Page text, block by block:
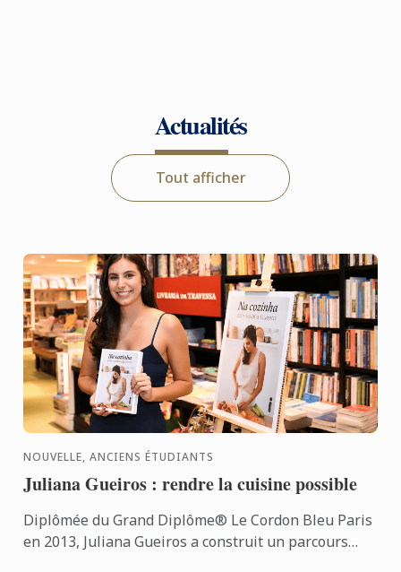
Actualités
Tout afficher
NOUVELLE, ANCIENS ÉTUDIANTS
Juliana Gueiros : rendre la cuisine possible
Diplômée du Grand Diplôme® Le Cordon Bleu Paris
en 2013, Juliana Gueiros a construit un parcours